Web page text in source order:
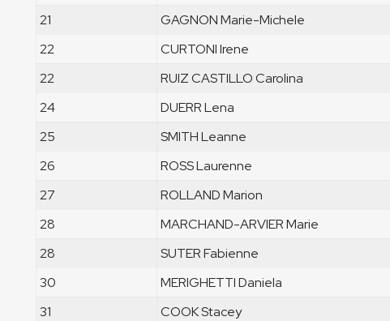
21
GAGNON Marie-Michele
22
CURTONI Irene
22
RUIZ CASTILLO Carolina
24
DUERR Lena
25
SMITH Leanne
26
ROSS Laurenne
27
ROLLAND Marion
28
MARCHAND-ARVIER Marie
28
SUTER Fabienne
30
MERIGHETTI Daniela
31
COOK Stacey